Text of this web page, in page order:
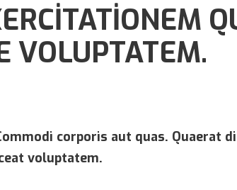
VOLUPTATEM.
corporis aut quas. Quaerat
voluptatem.